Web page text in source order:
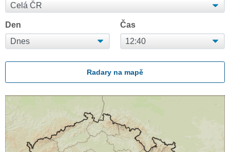
Den Čas
Radary na mapě